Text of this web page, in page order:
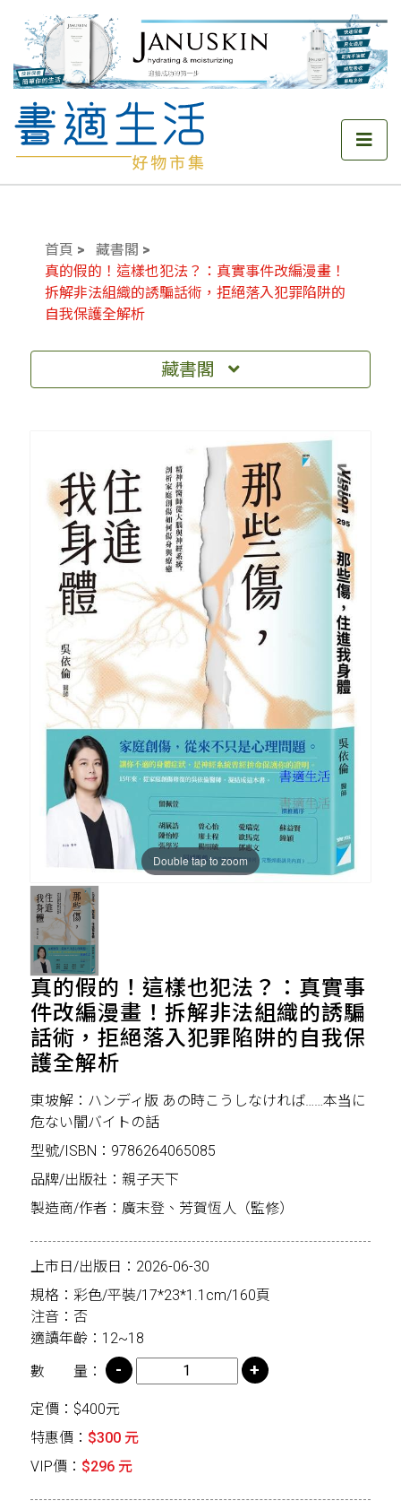
首頁
藏書閣
真的假的！這樣也犯法？：真實事件改編漫畫！
拆解非法組織的誘騙話術，拒絕落入犯罪陷阱的
自我保護全解析
藏書閣
Double tap to zoom
真的假的！這樣也犯法？：真實事
件改編漫畫！拆解非法組織的誘騙
話術，拒絕落入犯罪陷阱的自我保
護全解析
東坡解：ハンディ版 あの時こうしなければ……本当に
危ない闇バイトの話
型號/ISBN：9786264065085
品牌/出版社：親子天下
製造商/作者：廣末登、芳賀恆人（監修）
上市日/出版日：2026-06-30
規格：彩色/平裝/17*23*1.1cm/160頁
注音：否
適讀年齡：12~18
數 量：
定價：$400元
特惠價： $300 元
VIP價： $296 元